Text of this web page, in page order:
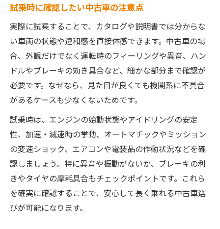
試乗時に確認したい中古車の注意点
実際に試乗することで、カタログや説明書では分からな
い車両の状態や違和感を直接体感できます。中古車の場
合、外観だけでなく運転時のフィーリングや異音、ハン
ドルやブレーキの効き具合など、細かな部分まで確認が
必要です。なぜなら、見た目が良くても機関系に不具合
があるケースも少なくないためです。
試乗時は、エンジンの始動状態やアイドリングの安定
性、加速・減速時の挙動、オートマチックやミッション
の変速ショック、エアコンや電装品の作動状況などを確
認しましょう。特に異音や振動がないか、ブレーキの利
きやタイヤの摩耗具合もチェックポイントです。これら
を確実に確認することで、安心して長く乗れる中古車選
びが可能になります。